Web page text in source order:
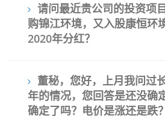
请问最近贵公司的投资项
购锦江环境，又入股康恒环
2020年分红？
董秘，您好，上月我问过
年的情况，您回答是还没确
确定了吗？电价是涨还是跌